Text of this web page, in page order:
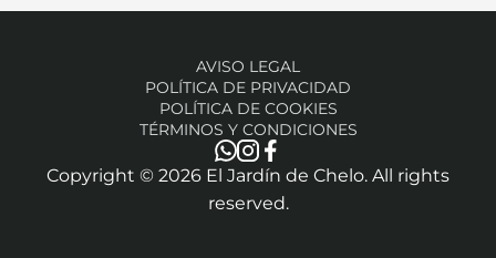
Copyright © 2026 El Jardín de Chelo. All rights
reserved.
AVISO LEGAL
POLÍTICA DE PRIVACIDAD
POLÍTICA DE COOKIES
TÉRMINOS Y CONDICIONES